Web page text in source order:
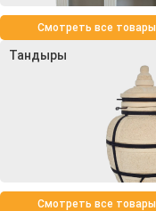
Смотреть все товары
Тандыры
Смотреть все товары